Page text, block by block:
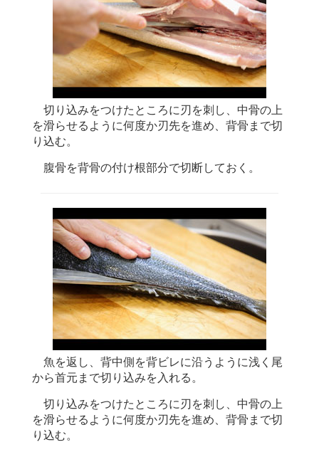
切り込みをつけたところに刃を刺し、中骨の上
を滑らせるように何度か刃先を進め、背骨まで切
り込む。
腹骨を背骨の付け根部分で切断しておく。
魚を返し、背中側を背ビレに沿うように浅く尾
から首元まで切り込みを入れる。
切り込みをつけたところに刃を刺し、中骨の上
を滑らせるように何度か刃先を進め、背骨まで切
り込む。